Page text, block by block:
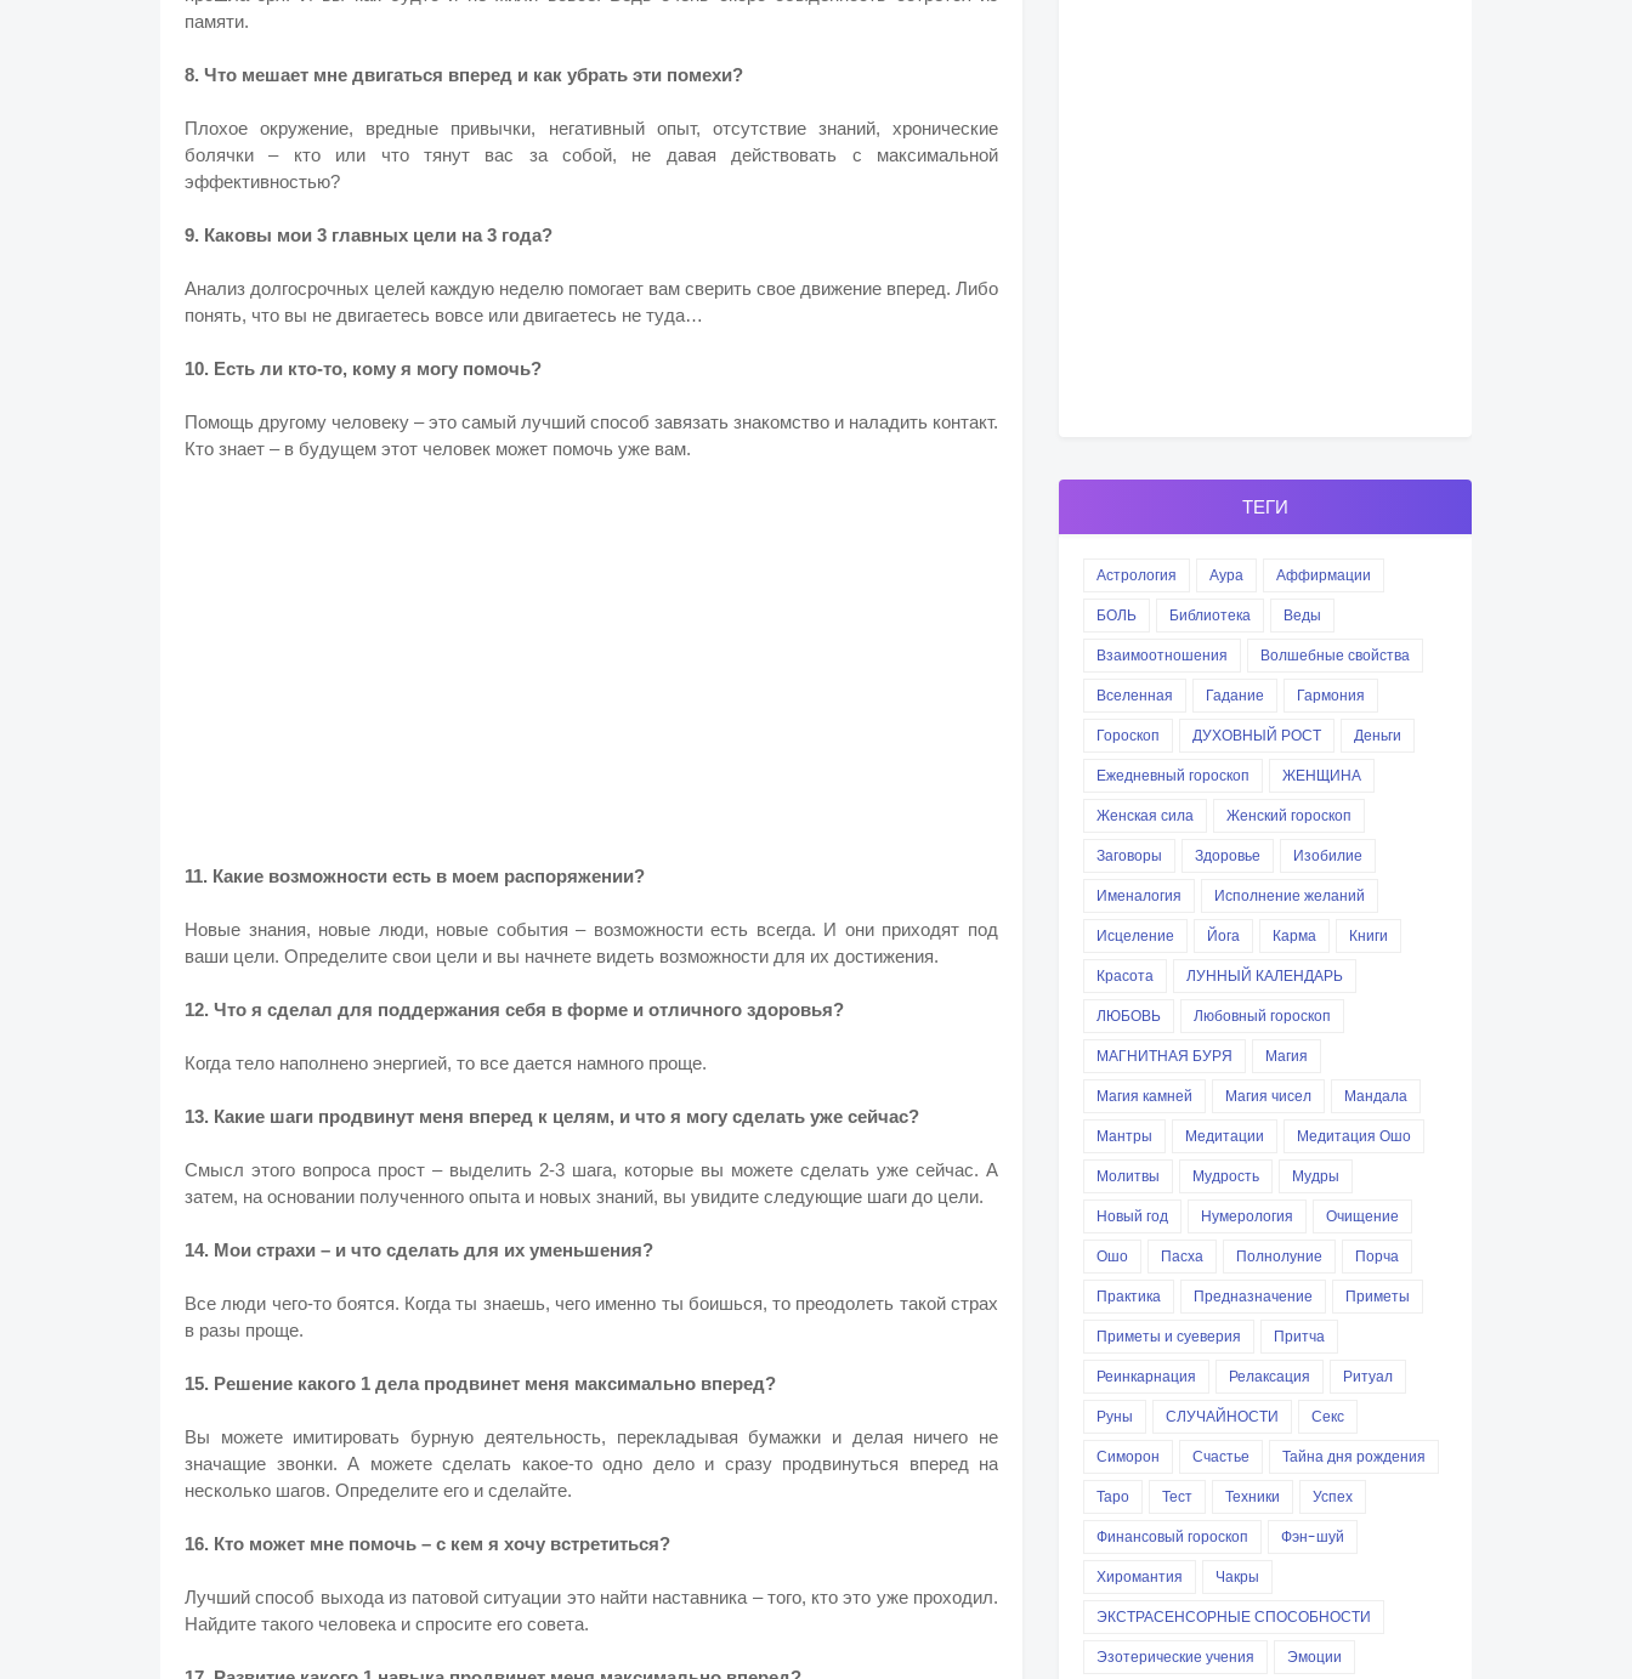
памяти.
8. Что мешает мне двигаться вперед и как убрать эти помехи?
Плохое окружение, вредные привычки, негативный опыт, отсутствие знаний, хронические
болячки – кто или что тянут вас за собой, не давая действовать с максимальной
эффективностью?
9. Каковы мои 3 главных цели на 3 года?
Анализ долгосрочных целей каждую неделю помогает вам сверить свое движение вперед. Либо
понять, что вы не двигаетесь вовсе или двигаетесь не туда…
10. Есть ли кто-то, кому я могу помочь?
Помощь другому человеку – это самый лучший способ завязать знакомство и наладить контакт.
Кто знает – в будущем этот человек может помочь уже вам.
11. Какие возможности есть в моем распоряжении?
Новые знания, новые люди, новые события – возможности есть всегда. И они приходят под
ваши цели. Определите свои цели и вы начнете видеть возможности для их достижения.
12. Что я сделал для поддержания себя в форме и отличного здоровья?
Когда тело наполнено энергией, то все дается намного проще.
13. Какие шаги продвинут меня вперед к целям, и что я могу сделать уже сейчас?
Смысл этого вопроса прост – выделить 2-3 шага, которые вы можете сделать уже сейчас. А
затем, на основании полученного опыта и новых знаний, вы увидите следующие шаги до цели.
14. Мои страхи – и что сделать для их уменьшения?
Все люди чего-то боятся. Когда ты знаешь, чего именно ты боишься, то преодолеть такой страх
в разы проще.
15. Решение какого 1 дела продвинет меня максимально вперед?
Вы можете имитировать бурную деятельность, перекладывая бумажки и делая ничего не
значащие звонки. А можете сделать какое-то одно дело и сразу продвинуться вперед на
несколько шагов. Определите его и сделайте.
16. Кто может мне помочь – с кем я хочу встретиться?
Лучший способ выхода из патовой ситуации это найти наставника – того, кто это уже проходил.
Найдите такого человека и спросите его совета.
ТЕГИ
Астрология Аура
Аффирмации
БОЛЬ
Библиотека
Веды
Взаимоотношения
Волшебные свойства
Вселенная
Гадание
Гармония
Гороскоп
ДУХОВНЫЙ РОСТ
Деньги
Ежедневный гороскоп
ЖЕНЩИНА
Женская сила
Женский гороскоп
Заговоры
Здоровье
Изобилие
Именалогия
Исполнение желаний
Исцеление
Йога Карма
Книги
Красота
ЛУННЫЙ КАЛЕНДАРЬ
ЛЮБОВЬ
Любовный гороскоп
МАГНИТНАЯ БУРЯ
Магия
Магия камней
Магия чисел
Мандала
Мантры
Медитации
Медитация Ошо
Молитвы
Мудрость
Мудры
Новый год
Нумерология
Очищение
Ошо
Пасха Полнолуние
Порча
Практика
Предназначение
Приметы
Приметы и суеверия
Притча
Реинкарнация
Релаксация
Ритуал
Руны
СЛУЧАЙНОСТИ
Секс
Симорон
Счастье
Тайна дня рождения
Таро
Тест Техники
Успех
Финансовый гороскоп
Фэн-шуй
Хиромантия
Чакры
ЭКСТРАСЕНСОРНЫЕ СПОСОБНОСТИ
Эзотерические учения
Эмоции